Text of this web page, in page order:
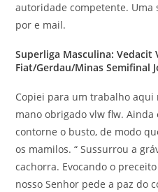
autoridade competente. Uma
por e mail.
Superliga Masculina: Vedacit
Fiat/Gerdau/Minas Semifinal
Copiei para um trabalho aqui
mano obrigado vlw flw.
contorne o busto, de modo
os mamilos. “ Sussurrou a
cachorra. Evocando o
nosso Senhor pede a paz do